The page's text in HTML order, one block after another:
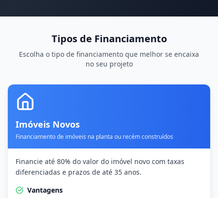
Tipos de Financiamento
Escolha o tipo de financiamento que melhor se encaixa
no seu projeto
Imóveis Novos
Financiamento de imóveis na planta ou recém construídos
Financie até 80% do valor do imóvel novo com taxas
diferenciadas e prazos de até 35 anos.
Vantagens